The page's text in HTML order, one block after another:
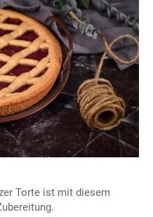
Torte ist mit diesem